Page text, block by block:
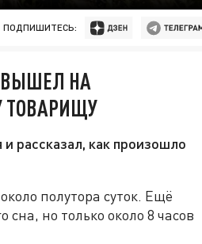
ПОДПИШИТЕСЬ:
ВЫШЕЛ НА
ТОВАРИЩУ
рассказал, как произошло
полутора суток. Ещё
сна, но только около 8 часов